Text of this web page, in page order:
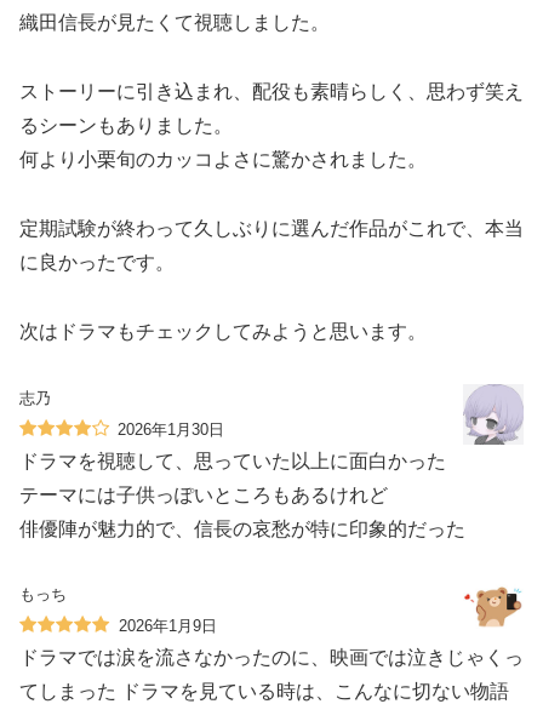
織田信長が見たくて視聴しました。
ストーリーに引き込まれ、配役も素晴らしく、思わず笑え
るシーンもありました。
何より小栗旬のカッコよさに驚かされました。
定期試験が終わって久しぶりに選んだ作品がこれで、本当
に良かったです。
次はドラマもチェックしてみようと思います。
志乃
2026年1月30日
ドラマを視聴して、思っていた以上に面白かった
テーマには子供っぽいところもあるけれど
俳優陣が魅力的で、信長の哀愁が特に印象的だった
もっち
2026年1月9日
ドラマでは涙を流さなかったのに、映画では泣きじゃくっ
てしまった ドラマを見ている時は、こんなに切ない物語